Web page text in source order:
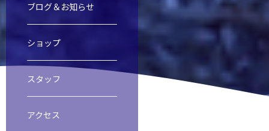
ビーチダイビング
スペシャルティダイバーコース
ブログ＆お知らせ
ショップ
スタッフ
アクセス